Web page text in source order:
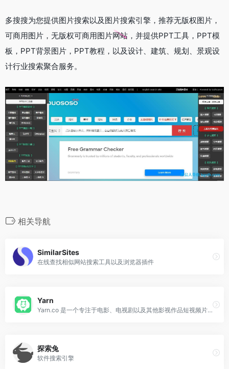
多搜搜为您提供图片搜索以及图片搜索引擎，推荐无版权图片，
可商用图片，无版权可商用图片网站，并提供PPT工具，PPT模
板，PPT背景图片，PPT教程，以及设计、建筑、规划、景观设
计行业搜索聚合服务。
相关导航
SimilarSites
在线查找相似网站搜索工具以及浏览器插件
Yarn
Yarn.co 是一个专注于电影、电视剧以及其他影视作品短视频片段的在线检索平台。
探索兔
软件搜索引擎